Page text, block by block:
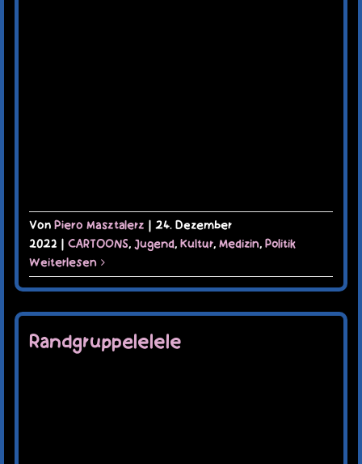
Von Piero Masztalerz | 24. Dezember
2022 | CARTOONS, Jugend, Kultur, Medizin, Politik
Weiterlesen
Randgruppelelele